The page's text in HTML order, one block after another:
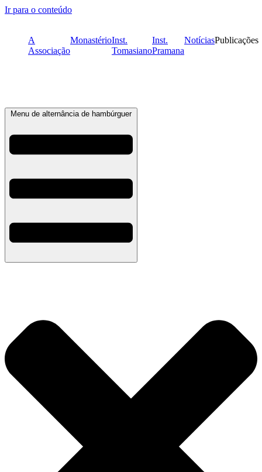
Ir para o conteúdo
A
Associação
MonastérioInst.
Tomasiano
Inst.
Pramana
NotíciasPublicações
Menu de alternância de hambúrguer